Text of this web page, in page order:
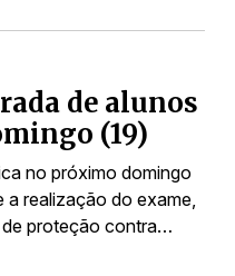
de alunos
(19)
no próximo domingo
a realização do exame,
de proteção contra…